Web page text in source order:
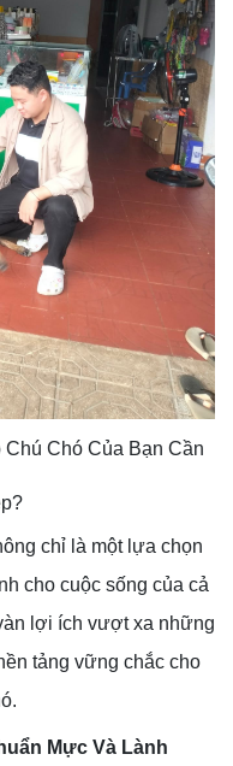
Chó Của Bạn Cần
chỉ là một lựa chọn
cho cuộc sống của cả
lợi ích vượt xa những
tảng vững chắc cho
Mực Và Lành